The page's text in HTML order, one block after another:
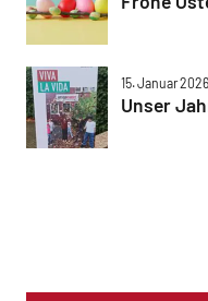
15. Januar 2026
Unser